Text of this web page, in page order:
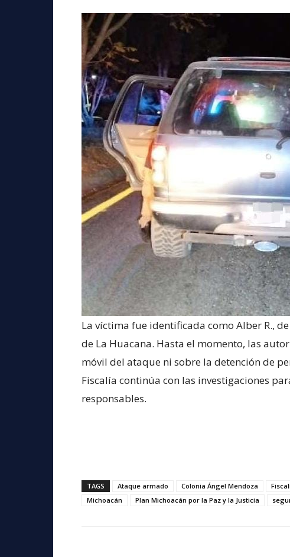
La víctima fue identificada como Alber R.,
de La Huacana. Hasta el momento, las
móvil del ataque ni sobre la detención de
Fiscalía continúa con las investigaciones
responsables.
TAGS Ataque armado Colonia Ángel Mendoza
Michoacán
Plan Michoacán por la Paz y la Justicia